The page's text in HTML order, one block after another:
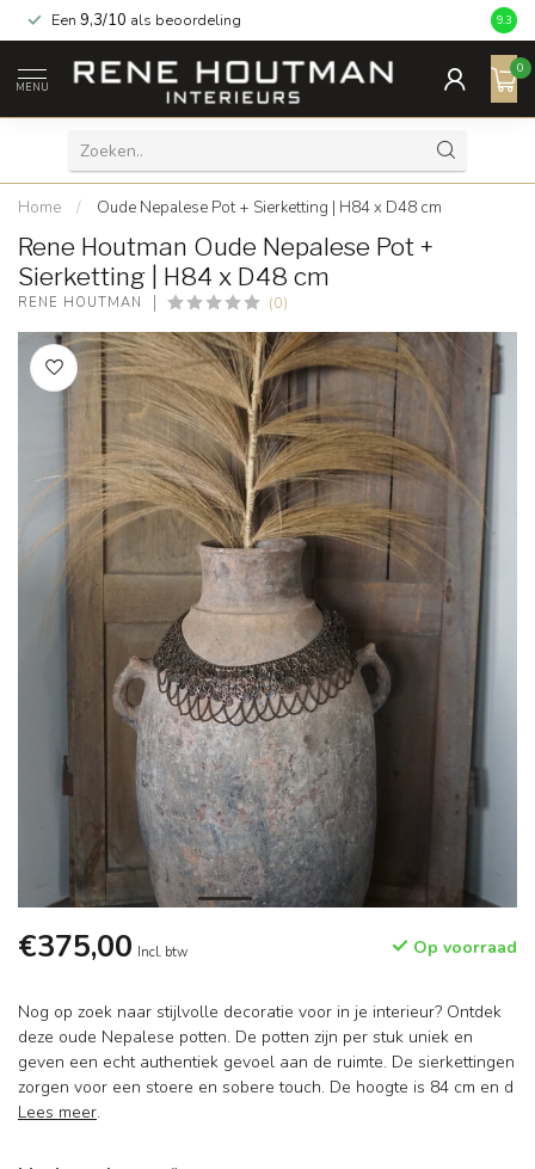
Een 9,3/10 als beoordeling 9.3
MENU
0
Home / Oude Nepalese Pot + Sierketting | H84 x D48 cm
Rene Houtman Oude Nepalese Pot +
Sierketting | H84 x D48 cm
RENE HOUTMAN (0)
€375,00 Incl. btw Op voorraad
Nog op zoek naar stijlvolle decoratie voor in je interieur? Ontdek
deze oude Nepalese potten. De potten zijn per stuk uniek en
geven een echt authentiek gevoel aan de ruimte. De sierkettingen
zorgen voor een stoere en sobere touch. De hoogte is 84 cm en d
Lees meer.